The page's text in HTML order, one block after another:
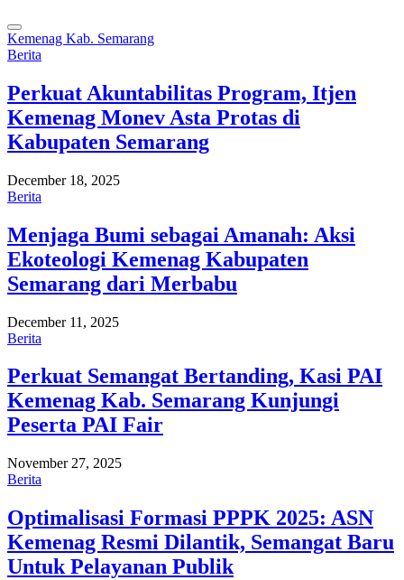
Kemenag Kab. Semarang
Berita
Perkuat Akuntabilitas Program, Itjen
Kemenag Monev Asta Protas di
Kabupaten Semarang
December 18, 2025
Berita
Menjaga Bumi sebagai Amanah: Aksi
Ekoteologi Kemenag Kabupaten
Semarang dari Merbabu
December 11, 2025
Berita
Perkuat Semangat Bertanding, Kasi PAI
Kemenag Kab. Semarang Kunjungi
Peserta PAI Fair
November 27, 2025
Berita
Optimalisasi Formasi PPPK 2025: ASN
Kemenag Resmi Dilantik, Semangat Baru
Untuk Pelayanan Publik